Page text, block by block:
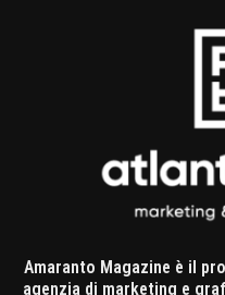
Amaranto Magazine è il
agenzia di marketing e